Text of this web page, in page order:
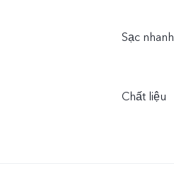
Sạc nhanh
Chất liệu